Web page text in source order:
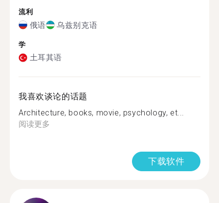
流利
俄语 乌兹别克语
学
土耳其语
我喜欢谈论的话题
Architecture, books, movie, psychology, et...
阅读更多
下载软件